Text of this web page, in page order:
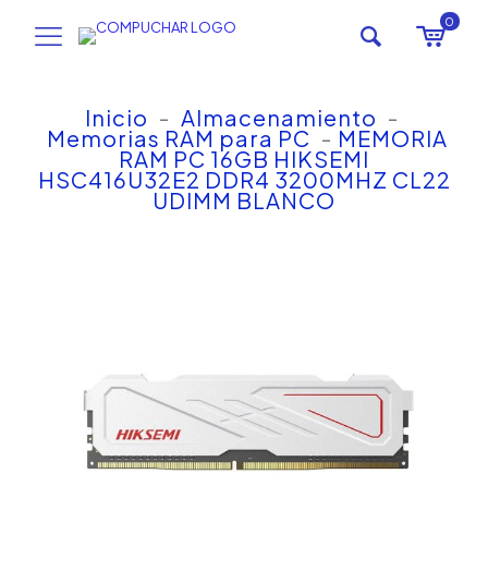
0
Inicio - Almacenamiento -
Memorias RAM para PC - MEMORIA
RAM PC 16GB HIKSEMI
HSC416U32E2 DDR4 3200MHZ CL22
UDIMM BLANCO